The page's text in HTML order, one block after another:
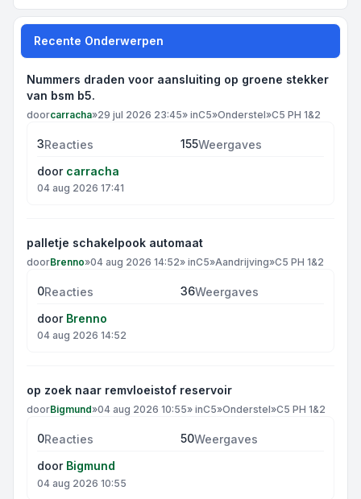
Recente Onderwerpen
Nummers draden voor aansluiting op groene stekker
van bsm b5.
doorcarracha»29 jul 2026 23:45» inC5»Onderstel»C5 PH 1&2
3Reacties 155Weergaves
door carracha
04 aug 2026 17:41
palletje schakelpook automaat
doorBrenno»04 aug 2026 14:52» inC5»Aandrijving»C5 PH 1&2
0Reacties 36Weergaves
door Brenno
04 aug 2026 14:52
op zoek naar remvloeistof reservoir
doorBigmund»04 aug 2026 10:55» inC5»Onderstel»C5 PH 1&2
0Reacties 50Weergaves
door Bigmund
04 aug 2026 10:55